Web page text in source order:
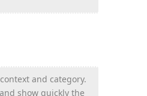
and category.
show quickly the